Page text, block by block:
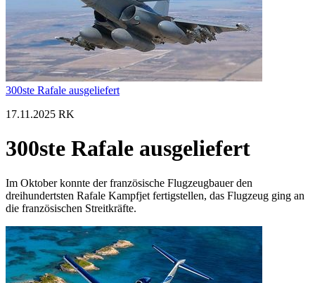
300ste Rafale ausgeliefert
17.11.2025 RK
300ste Rafale ausgeliefert
Im Oktober konnte der französische Flugzeugbauer den
dreihundertsten Rafale Kampfjet fertigstellen, das Flugzeug ging an
die französischen Streitkräfte.